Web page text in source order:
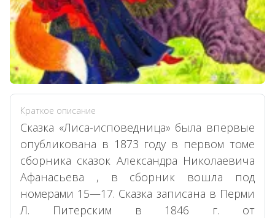
Краткое описание
Сказка «Лиса-исповедница» была впервые
опубликована в 1873 году в первом томе
сборника сказок Александра Николаевича
Афанасьева , в сборник вошла под
номерами 15—17. Сказка записана в Перми
Л. Питерским в 1846 г. от